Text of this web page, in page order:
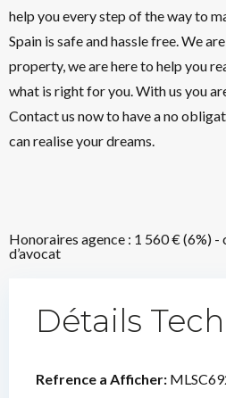
help you every step of the way to
Spain is safe and hassle free. We
property, we are here to help you
what is right for you. With us you
Contact us now to have a no
can realise your dreams.
Honoraires agence : 1 560 € (6%)
d’avocat
Détails
Refrence a Afficher: